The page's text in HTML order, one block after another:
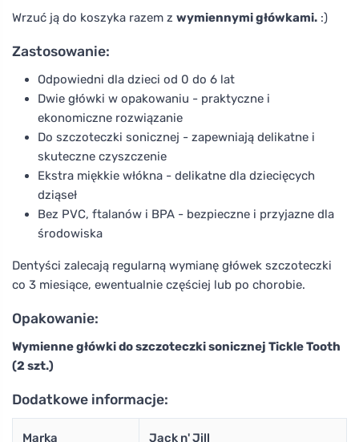
Wrzuć ją do koszyka razem z wymiennymi główkami. :)
Zastosowanie:
Odpowiedni dla dzieci od 0 do 6 lat
Dwie główki w opakowaniu - praktyczne i
ekonomiczne rozwiązanie
Do szczoteczki sonicznej - zapewniają delikatne i
skuteczne czyszczenie
Ekstra miękkie włókna - delikatne dla dziecięcych
dziąseł
Bez PVC, ftalanów i BPA - bezpieczne i przyjazne dla
środowiska
Dentyści zalecają regularną wymianę główek szczoteczki
co 3 miesiące, ewentualnie częściej lub po chorobie.
Opakowanie:
Wymienne główki do szczoteczki sonicznej Tickle Tooth
(2 szt.)
Dodatkowe informacje:
Marka Jack n' Jill